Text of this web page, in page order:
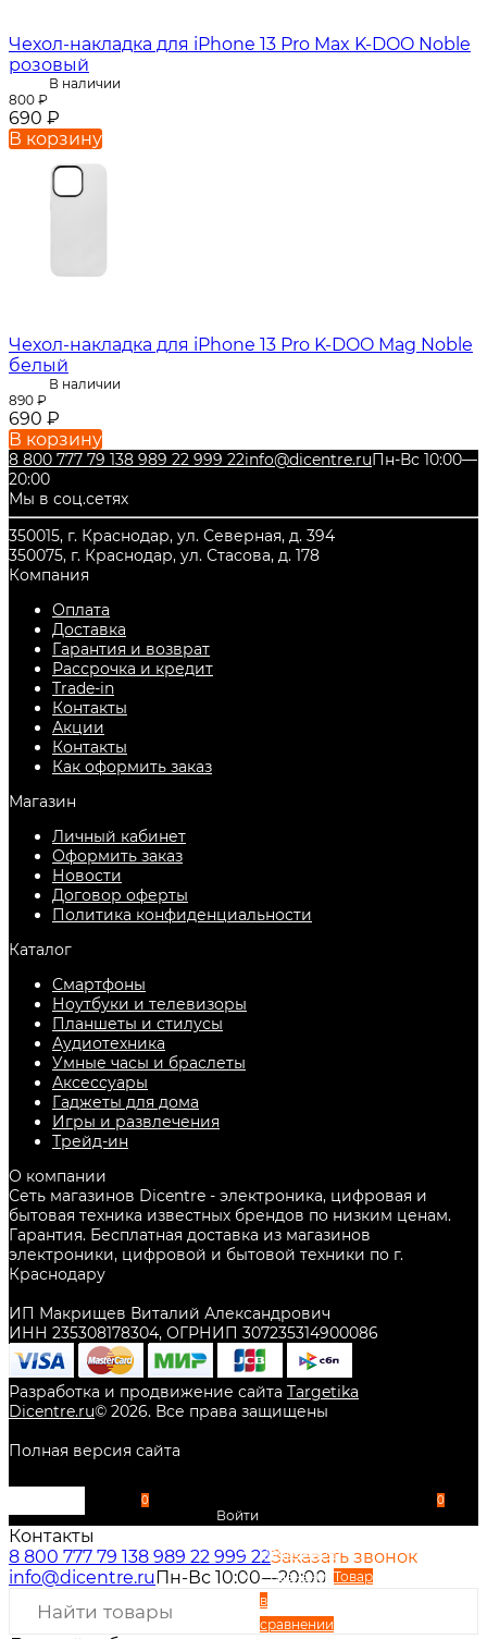
Чехол-накладка для iPhone 13 Pro Max K-DOO Noble
розовый
В наличии
800 ₽
690 ₽
В корзину
Чехол-накладка для iPhone 13 Pro K-DOO Mag Noble
белый
В наличии
890 ₽
690 ₽
В корзину
8 800 777 79 138 989 22 999 22info@dicentre.ruПн-Вс 10:00—
20:00
Мы в соц.сетях
350015, г. Краснодар, ул. Северная, д. 394
350075, г. Краснодар, ул. Стасова, д. 178
Компания
Оплата
Доставка
Гарантия и возврат
Рассрочка и кредит
Trade-in
Контакты
Акции
Контакты
Как оформить заказ
Магазин
Личный кабинет
Оформить заказ
Новости
Договор оферты
Политика конфиденциальности
Каталог
Смартфоны
Ноутбуки и телевизоры
Планшеты и стилусы
Аудиотехника
Умные часы и браслеты
Аксессуары
Гаджеты для дома
Игры и развлечения
Трейд-ин
О компании
Сеть магазинов Dicentre - электроника, цифровая и
бытовая техника известных брендов по низким ценам.
Гарантия. Бесплатная доставка из магазинов
электроники, цифровой и бытовой техники по г.
Краснодару
ИП Макрищев Виталий Александрович
ИНН 235308178304, ОГРНИП 307235314900086
Разработка и продвижение сайта Targetika
Dicentre.ru© 2026. Все права защищены
Полная версия сайта
0
Войти
Избранное
Сравнение Товар
в
сравнении
0
Контакты
8 800 777 79 138 989 22 999 22Заказать звонок
info@dicentre.ru Пн-Вс 10:00—20:00